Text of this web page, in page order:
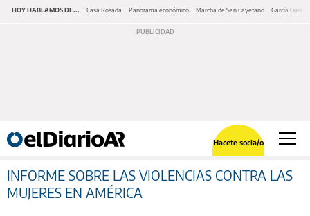
HOY HABLAMOS DE... Casa Rosada Panorama económico Marcha de San Cayetano García Cuerva
Hacete socia/o
INFORME SOBRE LAS VIOLENCIAS CONTRA LAS
MUJERES EN AMÉRICA